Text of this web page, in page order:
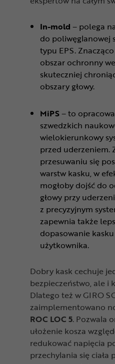
In-mold – polega
do poliwęglanowej
typu EPS.
obszar ochronny
skuteczniej
obszary głowy.
MiPS– to
szwedzkich
wielokierunkowy
przed uderzeniem.
przesuwaniu się
warstw kasku, w
mogłoby dojść do
głowy przy
z precyzyjnym
zapewnia także
dopasowanie
użytkownika.
Dobry kask cechuje
bezpieczeństwo, ale i
Dlatego też w GIRO
zaimplementowano
ROC LOC 5. Pozwala
ułożenie kosza
redukować napięcia
przechylania się ciała